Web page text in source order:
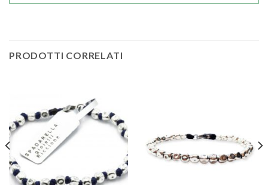
PRODOTTI CORRELATI